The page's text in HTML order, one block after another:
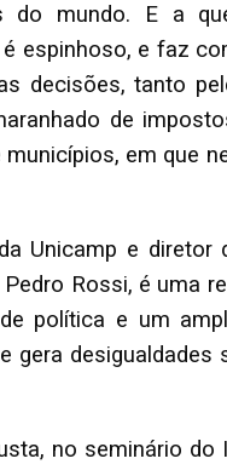
mundo. E a
espinhoso, e faz
decisões, tanto
de
em que
Unicamp e diretor
Rossi, é uma
política e um
gera
no seminário do